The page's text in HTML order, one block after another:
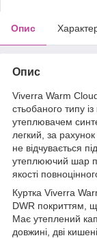
Опис
Опис
Viverra Warm
стьобаного типу
утеплювачем
легкий, за
не відчувається
утеплюючий шар
якості
Куртка Viverra
DWR покриттям,
Має утеплений
довжині, дві